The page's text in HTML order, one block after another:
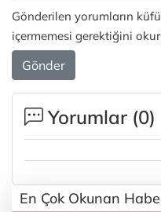
Gönderilen yorumların
içermemesi gerektiğini
Gönder
Yorumlar (0)
En Çok Okunan